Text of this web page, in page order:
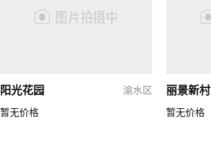
阳光花园
渝水区
暂无价格
丽景新村
暂无价格